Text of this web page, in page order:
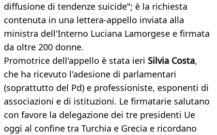
diffusione di tendenze suicide"; è la richiesta
contenuta in una lettera-appello inviata alla
ministra dell'Interno Luciana Lamorgese e firmata
da oltre 200 donne.
Promotrice dell'appello è stata ieri Silvia Costa,
che ha ricevuto l'adesione di parlamentari
(soprattutto del Pd) e professioniste, esponenti di
associazioni e di istituzioni. Le firmatarie salutano
con favore la delegazione dei tre presidenti Ue
oggi al confine tra Turchia e Grecia e ricordano